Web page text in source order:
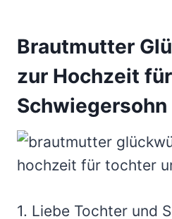
Brautmutter
zur Hochzeit
Schwiegersohn
1. Liebe Tochter und